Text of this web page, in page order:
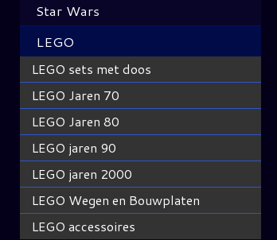
Star Wars
LEGO
LEGO sets met doos
LEGO Jaren 70
LEGO Jaren 80
LEGO jaren 90
LEGO jaren 2000
LEGO Wegen en Bouwplaten
LEGO accessoires